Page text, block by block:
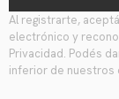
Al registrarte,
electrónico y
Privacidad. Podés
inferior de